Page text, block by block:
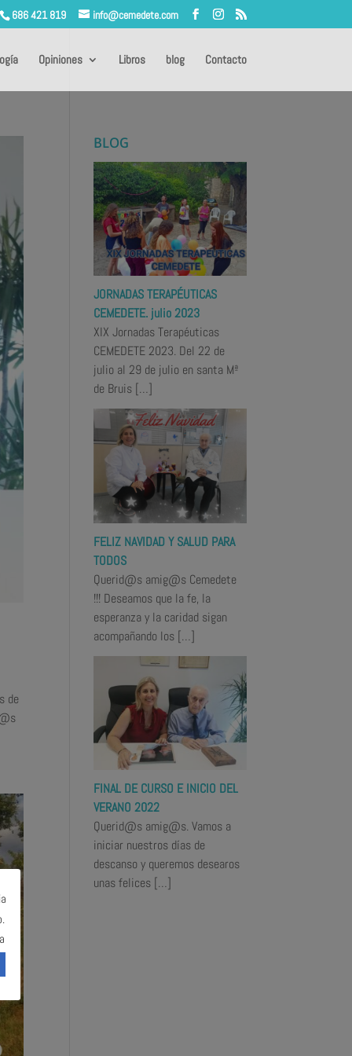
686 421 819 info@cemedete.com
Opiniones Libros blog Contacto
de
BLOG
JORNADAS TERAPÉUTICAS
CEMEDETE. julio 2023
XIX Jornadas Terapéuticas
CEMEDETE 2023. Del 22 de
julio al 29 de julio en santa Mª
de Bruis […]
FELIZ NAVIDAD Y SALUD PARA
TODOS
Querid@s amig@s Cemedete
!!! Deseamos que la fe, la
esperanza y la caridad sigan
acompañando los […]
FINAL DE CURSO E INICIO DEL
VERANO 2022
Querid@s amig@s. Vamos a
iniciar nuestros días de
descanso y queremos desearos
unas felices […]